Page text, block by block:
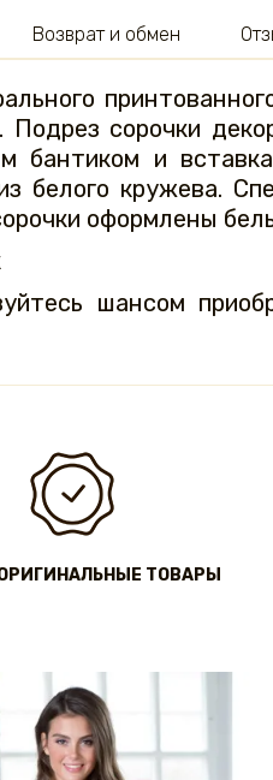
Подрез сорочки
бантиком и
белого кружева.
оформлены
шансом
Возврат и обмен
ТОВАРЫ